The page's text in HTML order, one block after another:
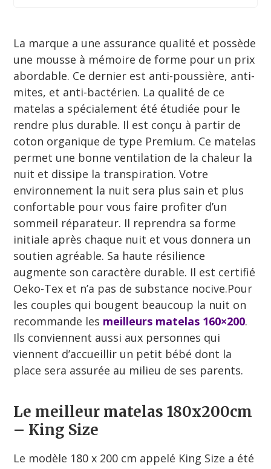
La marque a une assurance qualité et possède
une mousse à mémoire de forme pour un prix
abordable. Ce dernier est anti-poussière, anti-
mites, et anti-bactérien. La qualité de ce
matelas a spécialement été étudiée pour le
rendre plus durable. Il est conçu à partir de
coton organique de type Premium. Ce matelas
permet une bonne ventilation de la chaleur la
nuit et dissipe la transpiration. Votre
environnement la nuit sera plus sain et plus
confortable pour vous faire profiter d’un
sommeil réparateur. Il reprendra sa forme
initiale après chaque nuit et vous donnera un
soutien agréable. Sa haute résilience
augmente son caractère durable. Il est certifié
Oeko-Tex et n’a pas de substance nocive.Pour
les couples qui bougent beaucoup la nuit on
recommande les meilleurs matelas 160×200.
Ils conviennent aussi aux personnes qui
viennent d’accueillir un petit bébé dont la
place sera assurée au milieu de ses parents.
Le meilleur matelas 180x200cm
– King Size
Le modèle 180 x 200 cm appelé King Size a été